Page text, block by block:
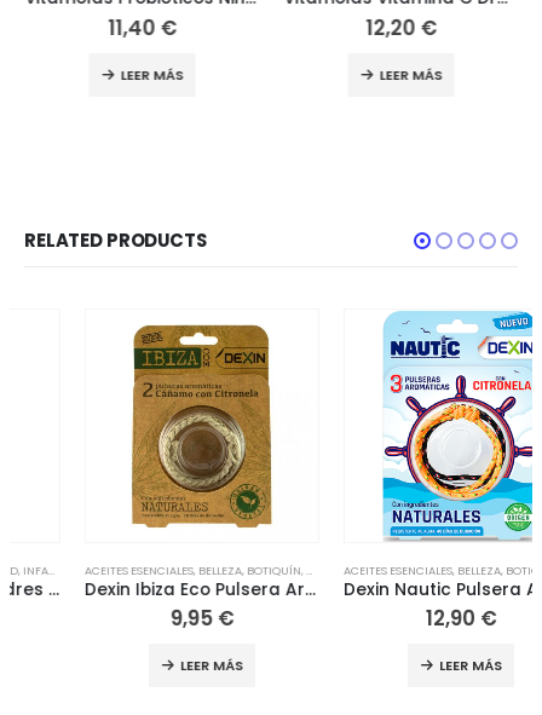
11,40 €
LEER MÁS
12,20 €
LEER MÁS
RELATED PRODUCTS
ACEITES ESENCIALES,BELLEZA ,BOTIQUÍN, CORPORAL CORPORAL,COSMÉTICA NATURAL,
Dexin Ibiza Eco Pulsera Aromática Antimosquitos, 2 uds
€
LEER MÁS
ACEITES ESENCIALES,BELLEZA ,BOTIQUÍN,
Dexin Nautic Pulsera Aromática con Citronela 3 Unidades
€
LEER MÁS